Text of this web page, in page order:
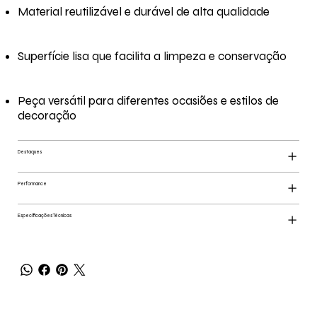
Material reutilizável e durável de alta qualidade
Superfície lisa que facilita a limpeza e conservação
Peça versátil para diferentes ocasiões e estilos de
decoração
Destaques
Performance
Especificações Técnicas